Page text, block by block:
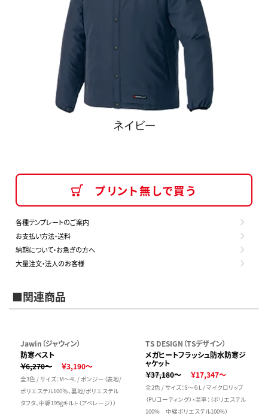
プリント無しで買う
各種テンプレートのご案内
お支払い方法・送料
納期について・お急ぎの方へ
大量注文・法人のお客様
■関連商品
Jawin（ジャウィン）
防寒ベスト
￥6,270～
￥3,190～
全3色 / サイズ：M～4L / ポンジー（表地/
ポリエステル100％、裏地/ポリエステル
タフタ、中綿195gキルト（アベレージ））
TS DESIGN（TSデザイン）
メガヒートフラッシュ防水防寒ジ
ャケット
￥37,180～
￥17,347～
全2色 / サイズ：S～６L / マイクロリップ
（PUコーティング）・混率：（ポリエステル
100% 中綿ポリエステル100%）